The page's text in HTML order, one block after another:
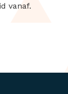
vanaf.